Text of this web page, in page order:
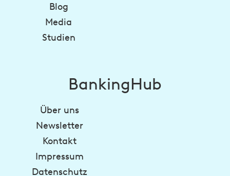
Blog
Media
Studien
BankingHub
Über uns
Newsletter
Kontakt
Impressum
Datenschutz